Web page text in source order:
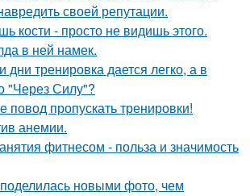
своей репутации.
кости - просто не видишь этого.
в ней намек.
дни тренировка дается легко, а в
"Через Силу"?
повод пропускать тренировки!
анемии.
фитнесом - польза и значимость
новыми фото, чем